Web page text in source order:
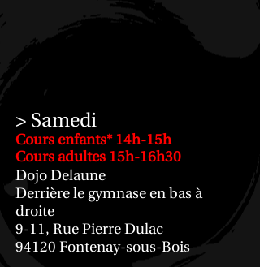
> Samedi
Cours enfants* 14h-15h
Cours adultes 15h-16h30
Dojo Delaune
Derrière le gymnase en bas à
droite
9-11, Rue Pierre Dulac
94120 Fontenay-sous-Bois